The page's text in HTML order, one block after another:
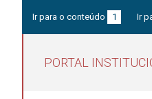
Ir para o conteúdo 1 Ir
PORTAL